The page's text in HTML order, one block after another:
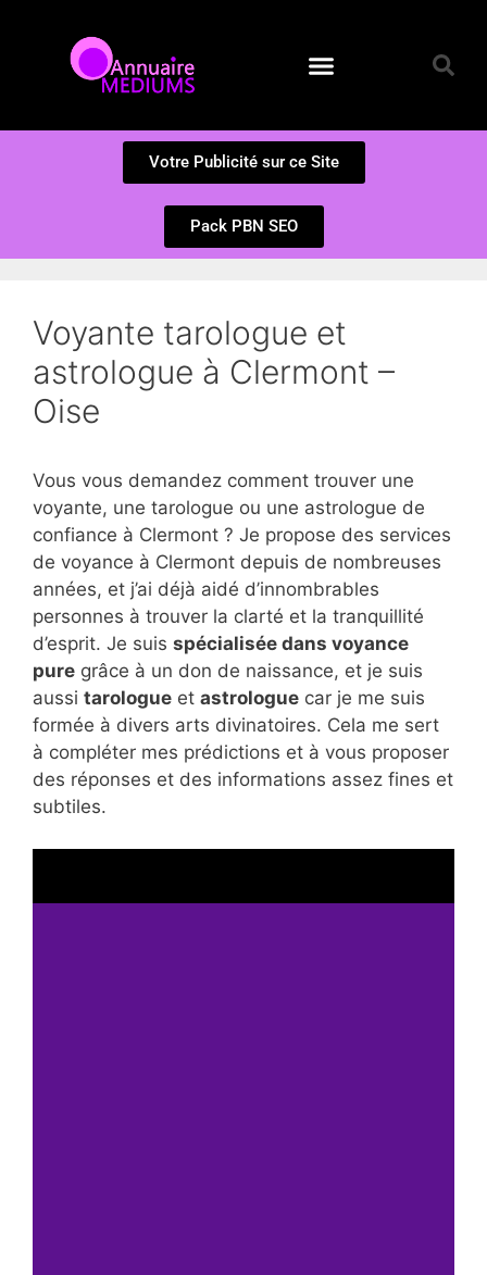
Votre Publicité sur ce Site
Pack PBN SEO
Voyante tarologue et
astrologue à Clermont –
Oise
Vous vous demandez comment trouver une
voyante, une tarologue ou une astrologue de
confiance à Clermont ? Je propose des services
de voyance à Clermont depuis de nombreuses
années, et j’ai déjà aidé d’innombrables
personnes à trouver la clarté et la tranquillité
d’esprit. Je suis spécialisée dans voyance
pure grâce à un don de naissance, et je suis
aussi tarologue et astrologue car je me suis
formée à divers arts divinatoires. Cela me sert
à compléter mes prédictions et à vous proposer
des réponses et des informations assez fines et
subtiles.